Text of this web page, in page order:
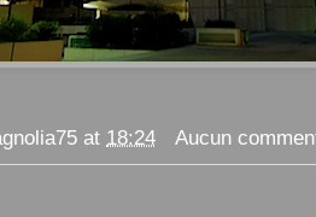
at 18:24 Aucun